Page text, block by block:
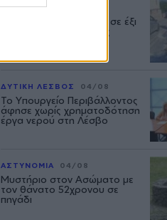
ΜΥΤΙΛΗΝΗ
Διακοπή υδροδότησης σε έξι
περιοχές της Μυτιλήνης
ΔΥΤΙΚΗ ΛΕΣΒΟΣ 04/08
Το Υπουργείο Περιβάλλοντος
άφησε χωρίς χρηματοδότηση
έργα νερού στη Λέσβο
ΑΣΤΥΝΟΜΙΑ 04/08
Μυστήριο στον Ασώματο με
τον θάνατο 52χρονου σε
πηγάδι